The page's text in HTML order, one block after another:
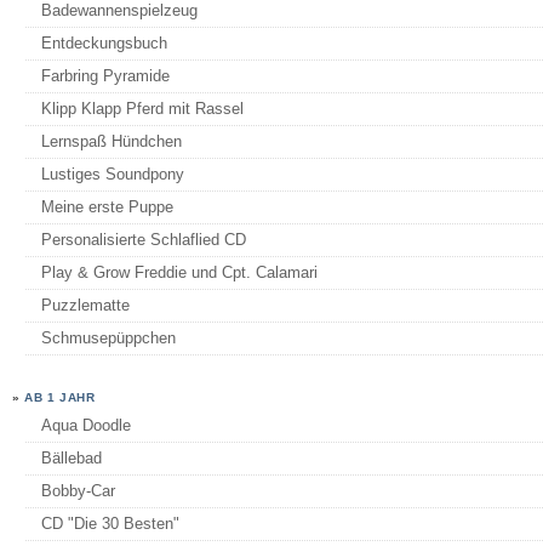
Badewannenspielzeug
Entdeckungsbuch
Farbring Pyramide
Klipp Klapp Pferd mit Rassel
Lernspaß Hündchen
Lustiges Soundpony
Meine erste Puppe
Personalisierte Schlaflied CD
Play & Grow Freddie und Cpt. Calamari
Puzzlematte
Schmusepüppchen
»AB 1 JAHR
Aqua Doodle
Bällebad
Bobby-Car
CD "Die 30 Besten"